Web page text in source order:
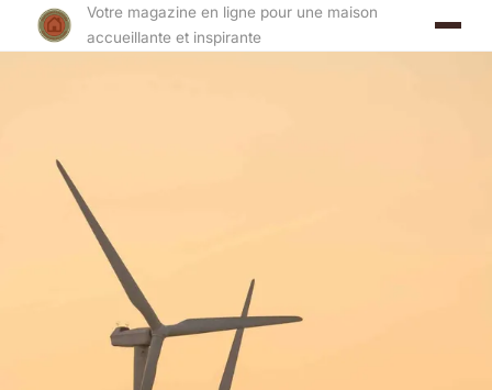
Votre magazine en ligne pour une maison
accueillante et inspirante